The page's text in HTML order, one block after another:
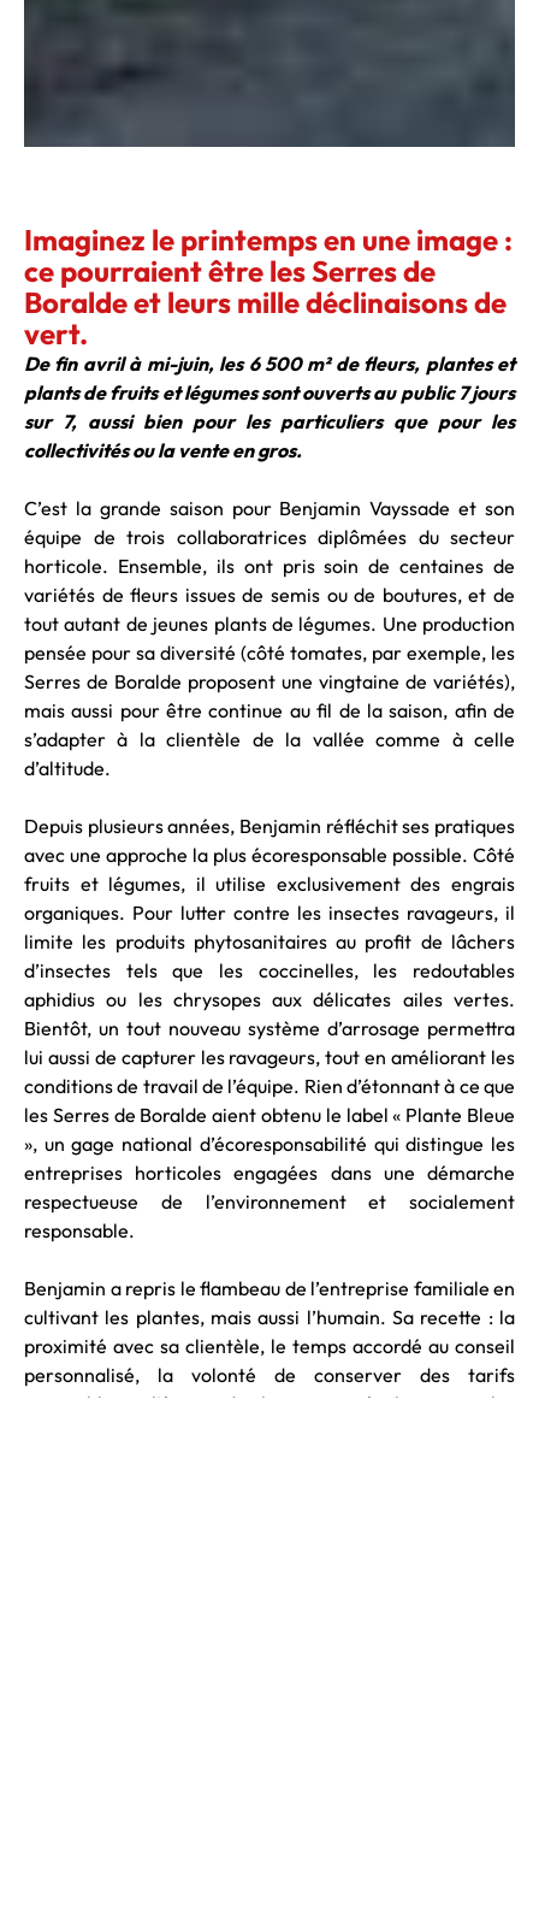
Imaginez le printemps en une image :
ce pourraient être les Serres de
Boralde et leurs mille déclinaisons de
vert.
De fin avril à mi-juin, les 6 500 m² de fleurs, plantes et
plants de fruits et légumes sont ouverts au public 7 jours
sur 7, aussi bien pour les particuliers que pour les
collectivités ou la vente en gros.
C’est la grande saison pour Benjamin Vayssade et son
équipe de trois collaboratrices diplômées du secteur
horticole. Ensemble, ils ont pris soin de centaines de
variétés de fleurs issues de semis ou de boutures, et de
tout autant de jeunes plants de légumes. Une production
pensée pour sa diversité (côté tomates, par exemple, les
Serres de Boralde proposent une vingtaine de variétés),
mais aussi pour être continue au fil de la saison, afin de
s’adapter à la clientèle de la vallée comme à celle
d’altitude.
Depuis plusieurs années, Benjamin réfléchit ses pratiques
avec une approche la plus écoresponsable possible. Côté
fruits et légumes, il utilise exclusivement des engrais
organiques. Pour lutter contre les insectes ravageurs, il
limite les produits phytosanitaires au profit de lâchers
d’insectes tels que les coccinelles, les redoutables
aphidius ou les chrysopes aux délicates ailes vertes.
Bientôt, un tout nouveau système d’arrosage permettra
lui aussi de capturer les ravageurs, tout en améliorant les
conditions de travail de l’équipe. Rien d’étonnant à ce que
les Serres de Boralde aient obtenu le label « Plante Bleue
», un gage national d’écoresponsabilité qui distingue les
entreprises horticoles engagées dans une démarche
respectueuse de l’environnement et socialement
responsable.
Benjamin a repris le flambeau de l’entreprise familiale en
cultivant les plantes, mais aussi l’humain. Sa recette : la
proximité avec sa clientèle, le temps accordé au conseil
personnalisé, la volonté de conserver des tarifs
accessibles et l’écoute des besoins qui évoluent avec les